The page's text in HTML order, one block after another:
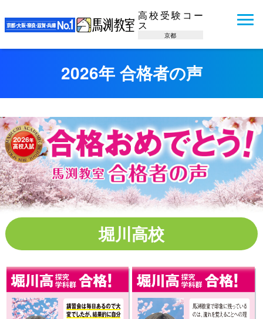
高校受験コー
ス
京都
2026年 合格者の声
堀川高校